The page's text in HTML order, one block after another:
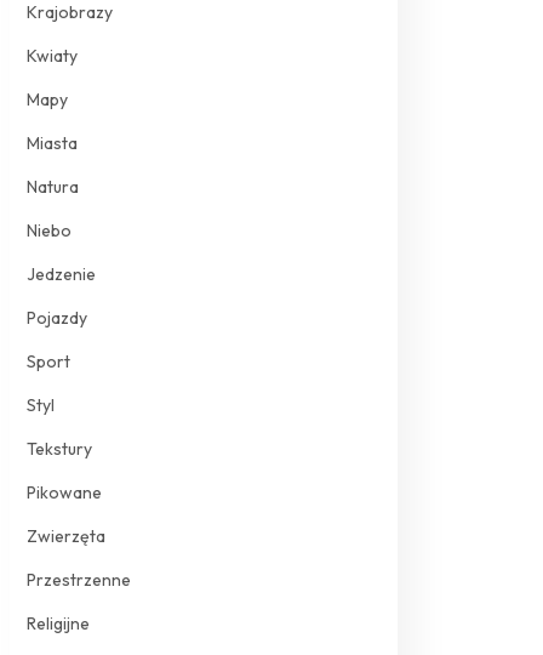
Krajobrazy
Kwiaty
Mapy
Miasta
Natura
Niebo
Jedzenie
Pojazdy
Sport
Styl
Tekstury
Pikowane
Zwierzęta
Przestrzenne
Religijne